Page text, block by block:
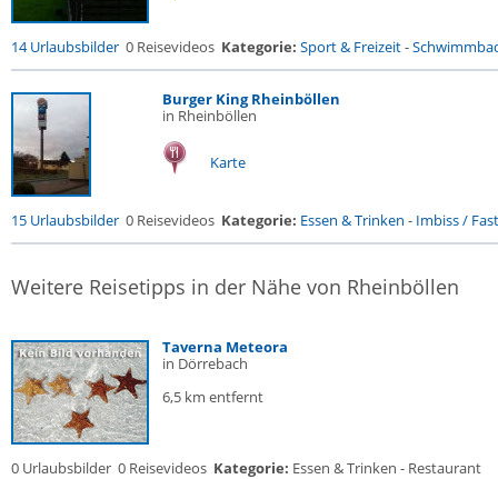
14 Urlaubsbilder 0 Reisevideos Kategorie: Sport & Freizeit-
Burger King Rheinböllen
in Rheinböllen
Karte
15 Urlaubsbilder 0 Reisevideos Kategorie: Essen & Trinken - Imbiss /
Weitere Reisetipps in der Nähe von Rheinböllen
Taverna Meteora
in Dörrebach
6,5 km entfernt
0 Urlaubsbilder 0 Reisevideos Kategorie: Essen & Trinken - Restaurant